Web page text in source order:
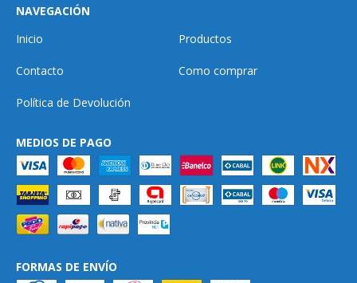
NAVEGACIÓN
Inicio
Productos
Contacto Como comprar
Política de Devolución
MEDIOS DE PAGO
FORMAS DE ENVÍO